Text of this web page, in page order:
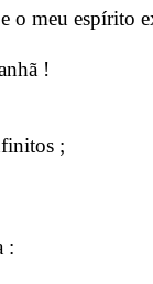
o meu espírito
!
;
: